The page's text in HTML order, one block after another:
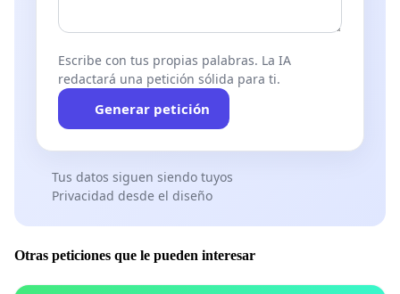
Escribe con tus propias palabras. La IA
redactará una petición sólida para ti.
Generar petición
Tus datos siguen siendo tuyos
Privacidad desde el diseño
Otras peticiones que le pueden interesar